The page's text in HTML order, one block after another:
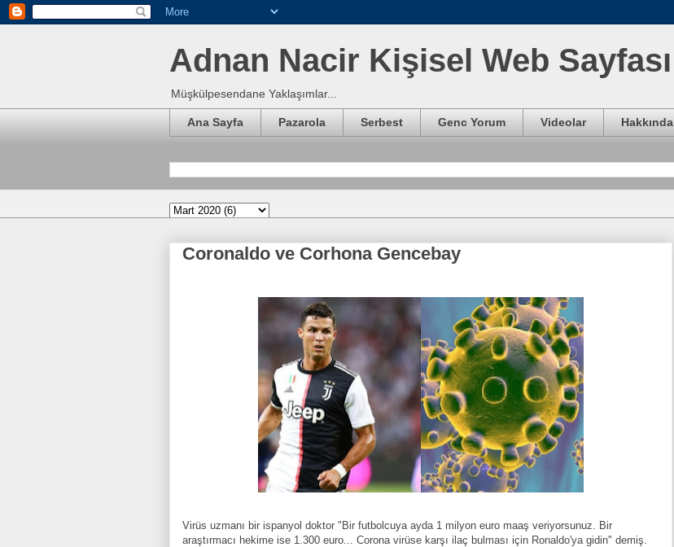
Adnan Nacir Kişisel Web Sayfası
Müşkülpesendane Yaklaşımlar...
Ana Sayfa Pazarola Serbest Genc Yorum Videolar Hakkında
Coronaldo ve Corhona Gencebay
Virüs uzmanı bir ispanyol doktor "Bir futbolcuya ayda 1 milyon euro maaş veriyorsunuz. Bir
araştırmacı hekime ise 1.300 euro... Corona virüse karşı ilaç bulması için Ronaldo'ya gidin" demiş.